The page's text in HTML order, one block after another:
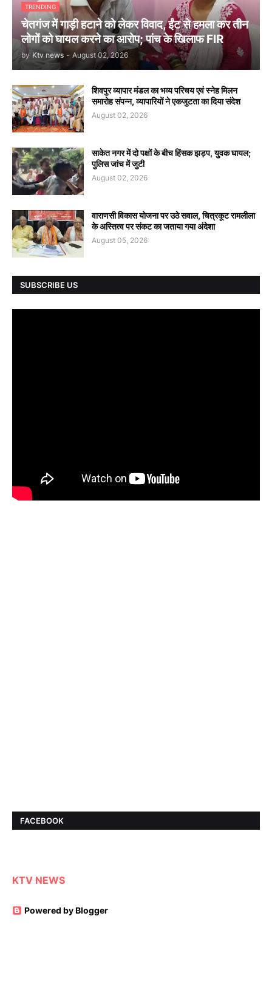
TRENDING
चेतगंज में गाड़ी हटाने को लेकर विवाद, ईंट से हमला कर तीन
लोगों को घायल करने का आरोप; पांच के खिलाफ FIR
by Ktv news - August 02, 2026
शिवपुर व्यापार मंडल का भव्य परिचय एवं स्नेह मिलन
समारोह संपन्न, व्यापारियों ने एकजुटता का दिया संदेश
August 02, 2026
साकेत नगर में दो पक्षों के बीच हिंसक झड़प, युवक घायल;
पुलिस जांच में जुटी
August 02, 2026
वाराणसी विकास योजना पर उठे सवाल, चित्रकूट रामलीला
के अस्तित्व पर संकट का जताया गया अंदेशा
August 05, 2026
SUBSCRIBE US
FACEBOOK
KTV NEWS
Powered by Blogger